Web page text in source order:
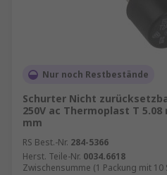
Nur noch Restbestände
Schurter Nicht
250V ac Thermoplast T 5.08
mm
RS Best.-Nr. 284-5366
Herst. Teile-Nr. 0034.6618
Zwischensumme (1 Packung mit 10